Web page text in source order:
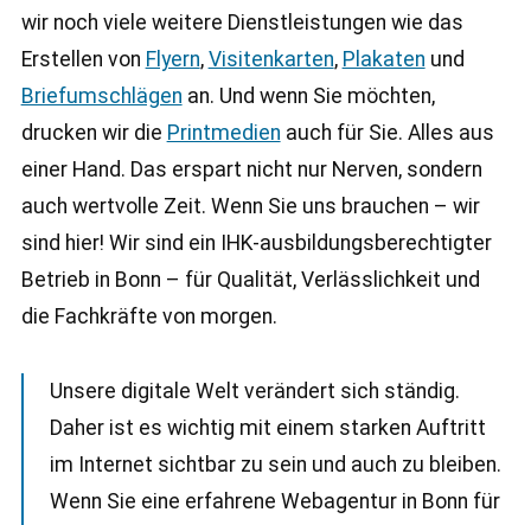
wir noch viele weitere Dienstleistungen wie das
Erstellen von Flyern, Visitenkarten, Plakaten und
Briefumschlägen an. Und wenn Sie möchten,
drucken wir die Printmedien auch für Sie. Alles aus
einer Hand. Das erspart nicht nur Nerven, sondern
auch wertvolle Zeit. Wenn Sie uns brauchen – wir
sind hier! Wir sind ein IHK-ausbildungsberechtigter
Betrieb in Bonn – für Qualität, Verlässlichkeit und
die Fachkräfte von morgen.
Unsere digitale Welt verändert sich ständig.
Daher ist es wichtig mit einem starken Auftritt
im Internet sichtbar zu sein und auch zu bleiben.
Wenn Sie eine erfahrene Webagentur in Bonn für